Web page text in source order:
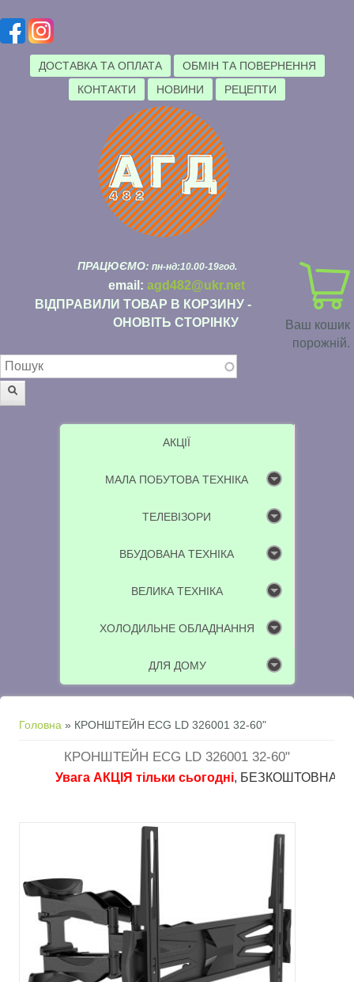
ДОСТАВКА ТА ОПЛАТА
ОБМІН ТА ПОВЕРНЕННЯ
КОНТАКТИ
НОВИНИ РЕЦЕПТИ
Ваш кошик
порожній.
ПРАЦЮЄМО: пн-нд:10.00-19год.
email: agd482@ukr.net
ВІДПРАВИЛИ ТОВАР В КОРЗИНУ -
ОНОВІТЬ СТОРІНКУ
Пошукова форма
АКЦІЇ
МАЛА ПОБУТОВА ТЕХНІКА
ТЕЛЕВІЗОРИ
ВБУДОВАНА ТЕХНІКА
ВЕЛИКА ТЕХНІКА
ХОЛОДИЛЬНЕ ОБЛАДНАННЯ
ДЛЯ ДОМУ
Ви є тут
Головна » КРОНШТЕЙН ECG LD 326001 32-60"
КРОНШТЕЙН ECG LD 326001 32-60"
Увага АКЦІЯ тільки сьогодні, БЕЗКОШТОВНА